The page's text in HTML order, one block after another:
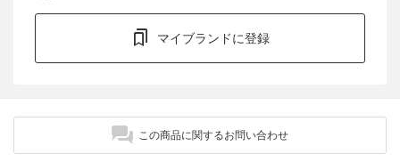
マイブランドに登録
この商品に関するお問い合わせ